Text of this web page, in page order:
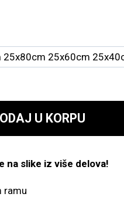
U KORPU
na slike iz više delova!
ramu